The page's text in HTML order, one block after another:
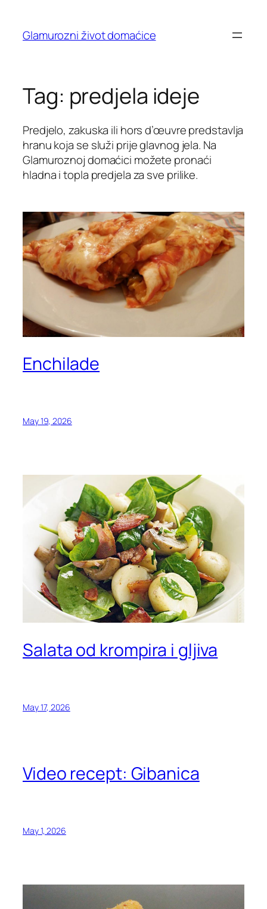
content
Glamurozni život domaćice
Tag: predjela ideje
Predjelo, zakuska ili hors d’œuvre predstavlja
hranu koja se služi prije glavnog jela. Na
Glamuroznoj domaćici možete pronaći
hladna i topla predjela za sve prilike.
Enchilade
May 19, 2026
Salata od krompira i gljiva
May 17, 2026
Video recept: Gibanica
May 1, 2026